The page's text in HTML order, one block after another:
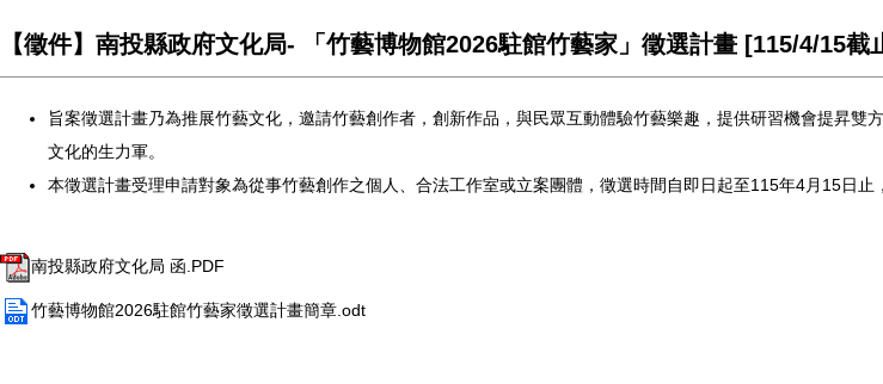
【徵件】南投縣政府文化局- 「竹藝博物館2026駐館竹藝家」徵選計畫 [115/4/15截
旨案徵選計畫乃為推展竹藝文化，邀請竹藝創作者，創新作品， 與民眾互動體驗竹藝樂趣，提供研習機會提昇雙
文化的生力軍。
本徵選計畫受理申請對象為從事竹藝創作之個人、 合法工作室或立案團體， 徵選時間自即日起至115年4月15日止
南投縣政府文化局 函.PDF
竹藝博物館2026駐館竹藝家徵選計畫簡章.odt